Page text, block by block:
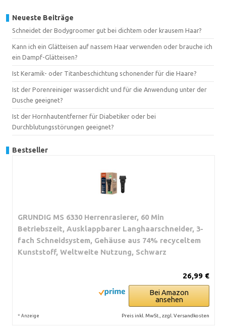
Neueste Beiträge
Schneidet der Bodygroomer gut bei dichtem oder krausem Haar?
Kann ich ein Glätteisen auf nassem Haar verwenden oder brauche ich
ein Dampf-Glätteisen?
Ist Keramik- oder Titanbeschichtung schonender für die Haare?
Ist der Porenreiniger wasserdicht und für die Anwendung unter der
Dusche geeignet?
Ist der Hornhautentferner für Diabetiker oder bei
Durchblutungsstörungen geeignet?
Bestseller
GRUNDIG MS 6330 Herrenrasierer, 60 Min
Betriebszeit, Ausklappbarer Langhaarschneider, 3-
fach Schneidsystem, Gehäuse aus 74% recyceltem
Kunststoff, Weltweite Nutzung, Schwarz
26,99 €
Bei Amazon
ansehen
* Anzeige Preis inkl. MwSt., zzgl. Versandkosten